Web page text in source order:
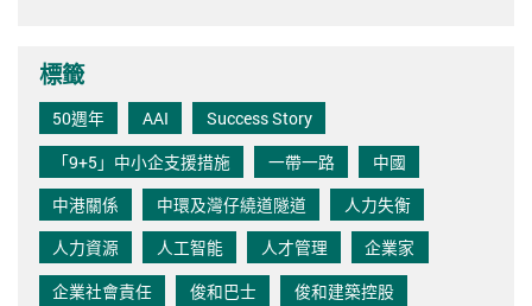
標籤
50週年 AAI
Success Story
「9+5」中小企支援措施
一帶一路
中國
中港關係
中環及灣仔繞道隧道
人力失衡
人力資源
人工智能 人才管理
企業家
企業社會責任
俊和巴士
俊和建築控股